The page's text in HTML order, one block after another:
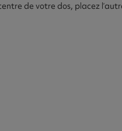
de votre dos, placez